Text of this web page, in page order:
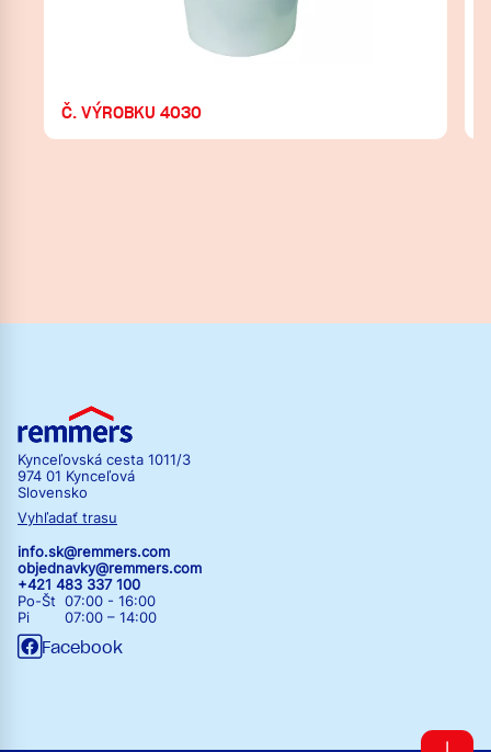
Č. VÝROBKU 4030
Kynceľovská cesta 1011/3
974 01 Kynceľová
Slovensko
Vyhľadať trasu
info.sk@remmers.com
objednavky@remmers.com
+421 483 337 100
Po-Št 07:00 - 16:00
Pi 07:00 – 14:00
Facebook